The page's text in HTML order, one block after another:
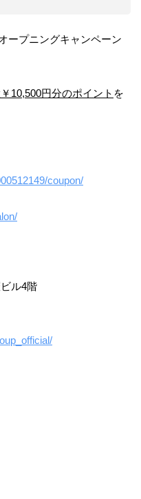
ープニングキャンペーン
10,500円分のポイント を
coupon/
ル4階